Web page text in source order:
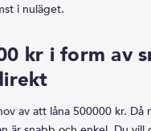
i nuläget.
kr i form av
av att låna 500000 kr. Då